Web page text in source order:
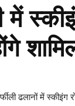
ढलानों में स्कीइंग